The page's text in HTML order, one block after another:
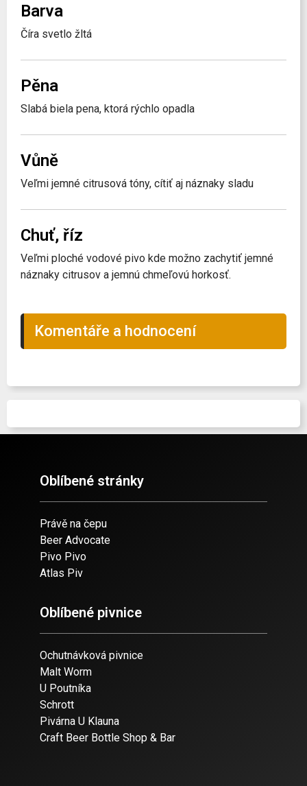
Barva
Číra svetlo žltá
Pěna
Slabá biela pena, ktorá rýchlo opadla
Vůně
Veľmi jemné citrusová tóny, cítiť aj náznaky sladu
Chuť, říz
Veľmi ploché vodové pivo kde možno zachytiť jemné
náznaky citrusov a jemnú chmeľovú horkosť.
Komentáře a hodnocení
Oblíbené stránky
Právě na čepu
Beer Advocate
Pivo Pivo
Atlas Piv
Oblíbené pivnice
Ochutnávková pivnice
Malt Worm
U Poutníka
Schrott
Pivárna U Klauna
Craft Beer Bottle Shop & Bar